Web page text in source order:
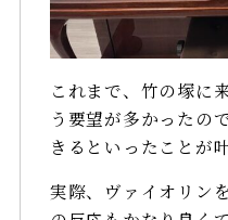
これまで、竹の塚に
う要望が多かったの
きるといったことが
実際、ヴァイオリン